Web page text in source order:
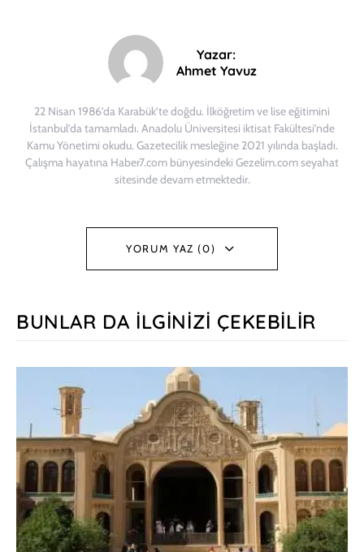
Yazar:
Ahmet Yavuz
22 Nisan 1986’da Karabük’te doğdu. İlköğretim ve lise eğitimini
İstanbul’da tamamladı. Anadolu Üniversitesi iktisat Fakültesi’nde
Kamu Yönetimi okudu. Gazetecilik mesleğine 2021 yılında başladı.
Çalışma hayatına Haber7.com bünyesindeki Gezelim.com seyahat
sitesinde devam etmektedir.
YORUM YAZ (0)
BUNLAR DA İLGINIZI ÇEKEBILIR